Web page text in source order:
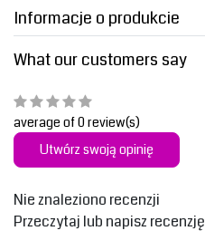
Informacje o produkcie
What our customers say
average of 0 review(s)
Utwórz swoją opinię
Nie znaleziono recenzji
Przeczytaj lub napisz recenzję